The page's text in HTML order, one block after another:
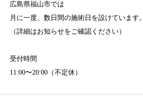
広島県福山市では
月に一度、数日間の施術日を設けています。
（詳細はお知らせをご確認ください）
受付時間
11:00〜20:00（不定休）